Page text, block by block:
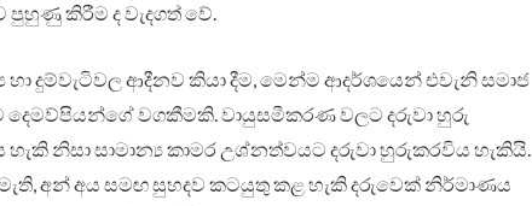
පුහුණු කිරීම ද වැදගත් වේ.
හා දුම්වැටිවල ආදීනව කියා දීම, මෙන්ම ආදර්ශයෙන් එවැනි සමාජ
දෙමව්පියන්ගේ වගකීමකි. වායුසමීකරණ වලට දරුවා හුරු
නිසා සාමාන්‍ය කාමර උශ්නත්වයට දරුවා හුරුකරවිය හැකියි.
අන් අය සමඟ සුහදව කටයුතු කළ හැකි දරුවෙක් නිර්මාණය